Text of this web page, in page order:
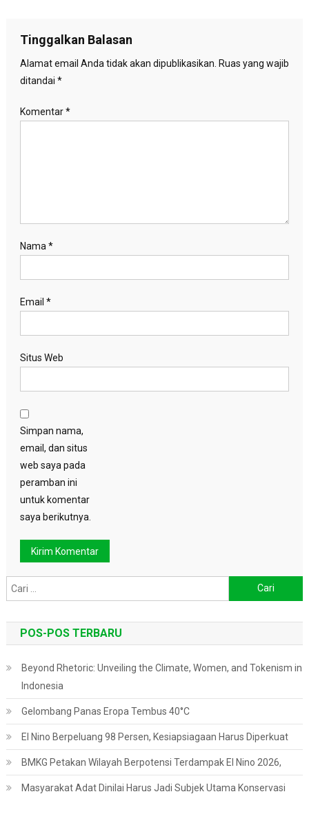
Tinggalkan Balasan
Alamat email Anda tidak akan dipublikasikan. Ruas yang wajib
ditandai *
Komentar*
Nama *
Email *
Situs Web
Simpan nama,
email, dan situs
web saya pada
peramban ini
untuk komentar
saya berikutnya.
untuk:
POS-POS TERBARU
Beyond Rhetoric: Unveiling the Climate, Women, and Tokenism in
Indonesia
Gelombang Panas Eropa Tembus 40°C
El Nino Berpeluang 98 Persen, Kesiapsiagaan Harus Diperkuat
BMKG Petakan Wilayah Berpotensi Terdampak El Nino 2026,
Masyarakat Adat Dinilai Harus Jadi Subjek Utama Konservasi